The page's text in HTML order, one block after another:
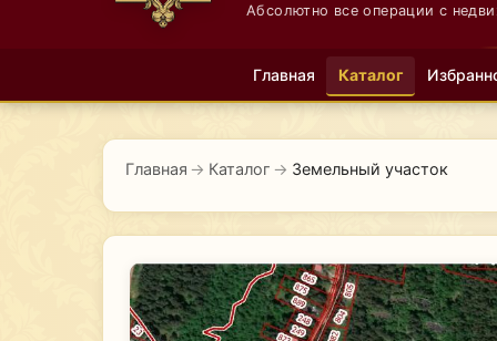
Абсолютно все операции с
Главная Каталог
Главная → Каталог → Земельный участок